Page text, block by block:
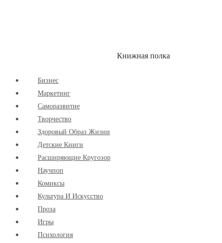
Книжная полка
Бизнес
Маркетинг
Cаморазвитие
Творчество
Здоровый Образ Жизни
Детские Книги
Расширяющие Кругозор
Научпоп
Комиксы
Культура И Искусство
Проза
Игры
Психология